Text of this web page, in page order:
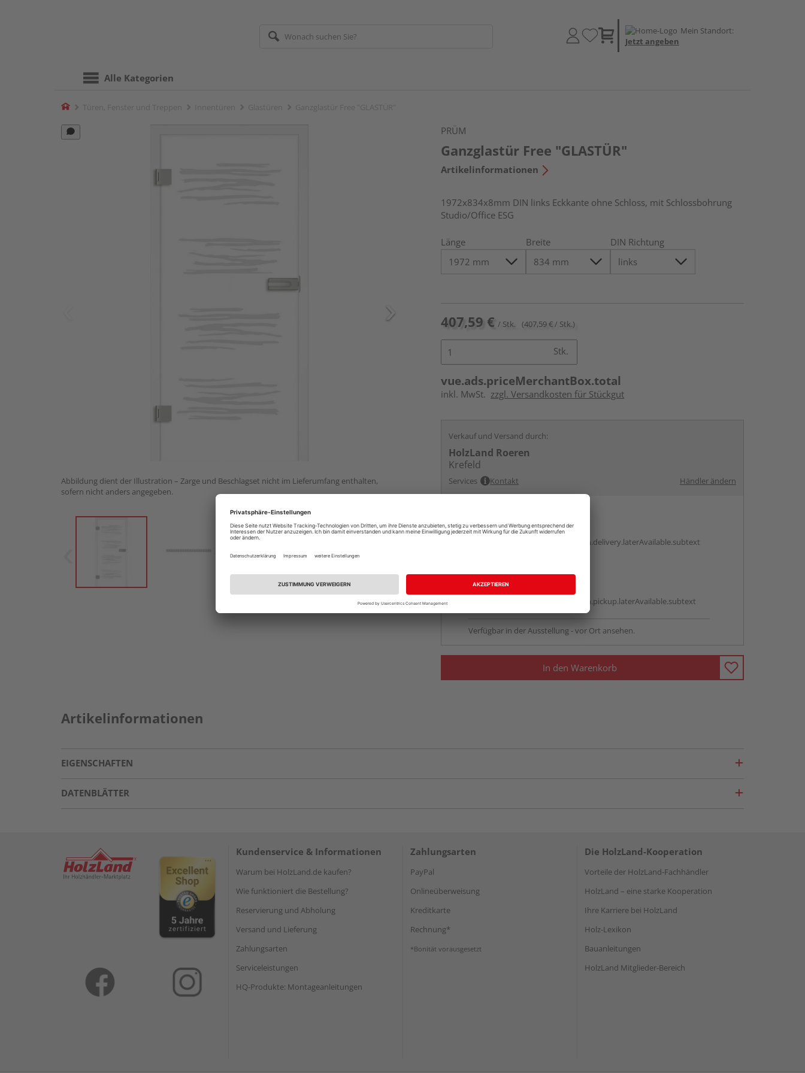
Mein Standort:
Jetzt angeben
Alle Kategorien
Home
Abbildung dient der Illustration – Zarge und Beschlagset nicht im Lieferumfang enthalten,
sofern nicht anders angegeben.
PRÜM
Ganzglastür Free "GLASTÜR"
Artikelinformationen
1972x834x8mm DIN links Eckkante ohne Schloss, mit Schlossbohrung
Studio/Office ESG
Länge Breite DIN Richtung
407,59 € / Stk. (407,59 € / Stk.)
Stk.
vue.ads.priceMerchantBox.total
inkl. MwSt. zzgl. Versandkosten für Stückgut
Verkauf und Versand durch:
HolzLand Roeren
Krefeld
Services Kontakt Händler ändern
Auf Vorbestellung:
vue.ads.priceMerchantBox.option.delivery.laterAvailable.subtext
Beim Händler abholen
vue.ads.priceMerchantBox.option.pickup.laterAvailable.subtext
Verfügbar in der Ausstellung - vor Ort ansehen.
In den Warenkorb
Artikelinformationen
EIGENSCHAFTEN
DATENBLÄTTER
Kundenservice & Informationen
Warum bei HolzLand.de kaufen?
Wie funktioniert die Bestellung?
Reservierung und Abholung
Versand und Lieferung
Zahlungsarten
Serviceleistungen
HQ-Produkte: Montageanleitungen
Zahlungsarten
PayPal
Onlineüberweisung
Kreditkarte
Rechnung*
*Bonität vorausgesetzt
Die HolzLand-Kooperation
Vorteile der HolzLand-Fachhändler
HolzLand – eine starke Kooperation
Ihre Karriere bei HolzLand
Holz-Lexikon
Bauanleitungen
HolzLand Mitglieder-Bereich